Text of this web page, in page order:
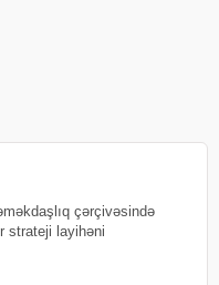
çərçivəsində
strateji layihəni